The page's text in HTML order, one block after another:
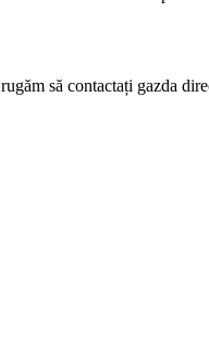
să contactați gazda